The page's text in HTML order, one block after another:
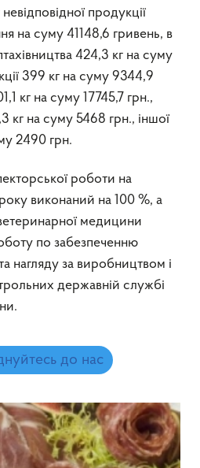
продукції
на суму 41148,6 гривень, в
424,3 кг на суму
399 кг на суму 9344,9
кг на суму 17745,7 грн.,
кг на суму 5468 грн., іншої
2490 грн.
роботи на
виконаний на 100 %, а
медицини
по забезпеченню
нагляду за виробництвом і
державній службі
до нас